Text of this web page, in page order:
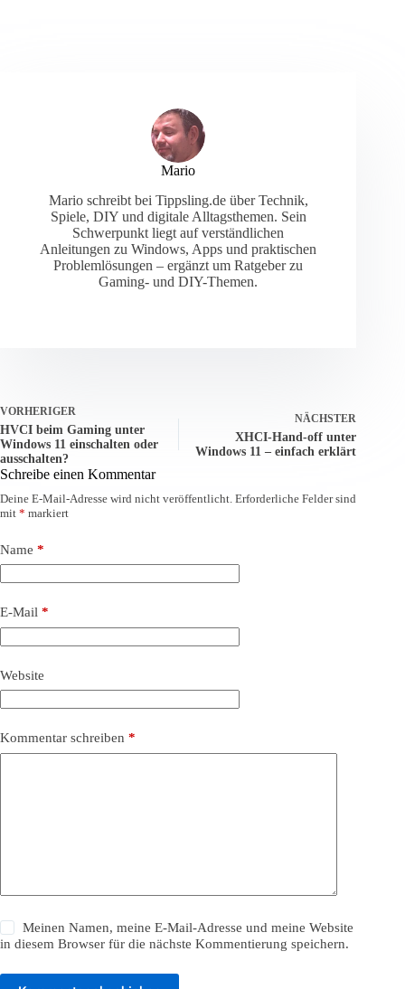
Mario
Mario schreibt bei Tippsling.de über Technik,
Spiele, DIY und digitale Alltagsthemen. Sein
Schwerpunkt liegt auf verständlichen
Anleitungen zu Windows, Apps und praktischen
Problemlösungen – ergänzt um Ratgeber zu
Gaming- und DIY-Themen.
VORHERIGER
HVCI beim Gaming unter
Windows 11 einschalten oder
ausschalten?
NÄCHSTER
XHCI-Hand-off unter
Windows 11 – einfach erklärt
Schreibe einen Kommentar
Deine E-Mail-Adresse wird nicht veröffentlicht. Erforderliche Felder sind
mit * markiert
Name *
E-Mail *
Website
Kommentar schreiben *
Meinen Namen, meine E-Mail-Adresse und meine Website
in diesem Browser für die nächste Kommentierung speichern.